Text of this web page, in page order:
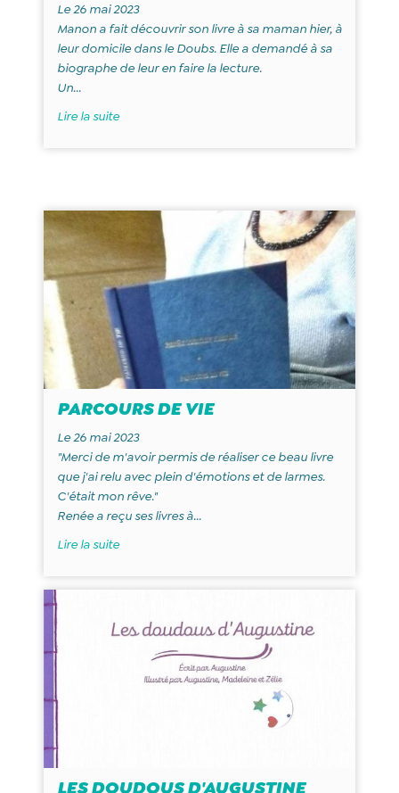
Le 26 mai 2023
Manon a fait découvrir son livre à sa maman hier, à
leur domicile dans le Doubs. Elle a demandé à sa
biographe de leur en faire la lecture.
Un...
Lire la suite
PARCOURS DE VIE
Le 26 mai 2023
"Merci de m'avoir permis de réaliser ce beau livre
que j'ai relu avec plein d'émotions et de larmes.
C'était mon rêve."
Renée a reçu ses livres à...
Lire la suite
LES DOUDOUS D'AUGUSTINE